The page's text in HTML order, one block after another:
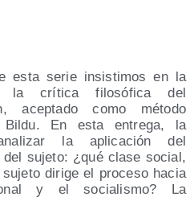
esta serie insistimos en la
la crítica filosófica del
aceptado como método
Bildu. En esta entrega, la
la aplicación del
sujeto: ¿qué clase social,
dirige el proceso hacia
y el socialismo? La